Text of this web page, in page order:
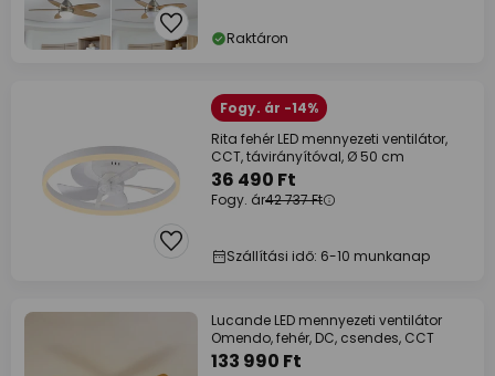
Raktáron
Fogy. ár -14%
Rita fehér LED mennyezeti ventilátor,
CCT, távirányítóval, Ø 50 cm
36 490 Ft
Fogy. ár42 737 Ft
Szállítási idő: 6-10 munkanap
Lucande LED mennyezeti ventilátor
Omendo, fehér, DC, csendes, CCT
133 990 Ft